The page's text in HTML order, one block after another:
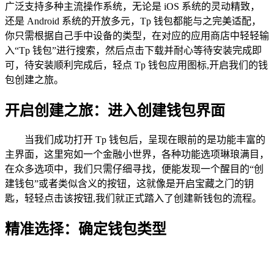
广泛支持多种主流操作系统，无论是 iOS 系统的灵动精致，
还是 Android 系统的开放多元，Tp 钱包都能与之完美适配，
你只需根据自己手中设备的类型，在对应的应用商店中轻轻输
入“Tp 钱包”进行搜索，然后点击下载并耐心等待安装完成即
可，待安装顺利完成后，轻点 Tp 钱包应用图标,开启我们的钱
包创建之旅。
开启创建之旅：进入创建钱包界面
当我们成功打开 Tp 钱包后，呈现在眼前的是功能丰富的
主界面，这里宛如一个金融小世界，各种功能选项琳琅满目，
在众多选项中，我们只需仔细寻找，便能发现一个醒目的“创
建钱包”或者类似含义的按钮，这就像是开启宝藏之门的钥
匙，轻轻点击该按钮,我们就正式踏入了创建新钱包的流程。
精准选择：确定钱包类型